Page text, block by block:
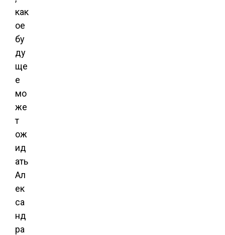
как
ое
бу
ду
ще
е
мо
же
т
ож
ид
ать
Ал
ек
са
нд
ра